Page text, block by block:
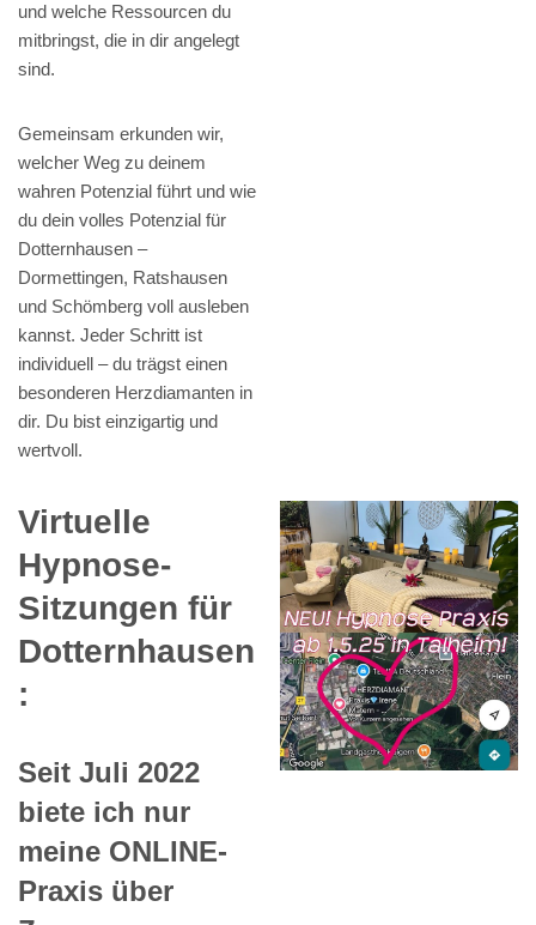
und welche Ressourcen du
mitbringst, die in dir angelegt
sind.
Gemeinsam erkunden wir,
welcher Weg zu deinem
wahren Potenzial führt und wie
du dein volles Potenzial für
Dotternhausen –
Dormettingen, Ratshausen
und Schömberg voll ausleben
kannst. Jeder Schritt ist
individuell – du trägst einen
besonderen Herzdiamanten in
dir. Du bist einzigartig und
wertvoll.
Virtuelle
Hypnose-
Sitzungen für
Dotternhausen
:
Seit Juli 2022
biete ich nur
meine ONLINE-
Praxis über